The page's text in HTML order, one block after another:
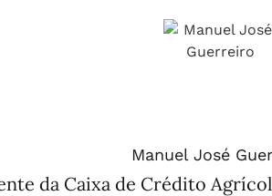
Manuel José
da Caixa de Crédito